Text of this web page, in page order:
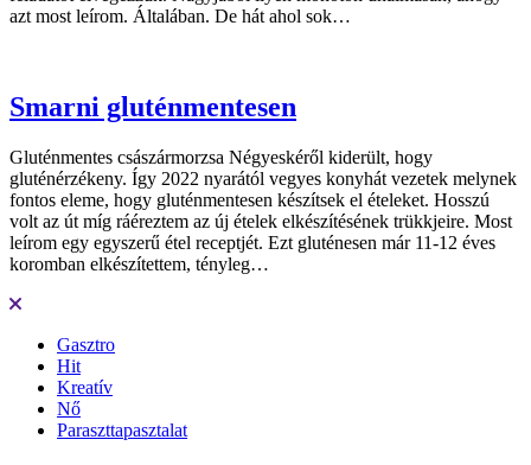
azt most leírom. Általában. De hát ahol sok…
Smarni gluténmentesen
Gluténmentes császármorzsa Négyeskéről kiderült, hogy
gluténérzékeny. Így 2022 nyarától vegyes konyhát vezetek melynek
fontos eleme, hogy gluténmentesen készítsek el ételeket. Hosszú
volt az út míg ráéreztem az új ételek elkészítésének trükkjeire. Most
leírom egy egyszerű étel receptjét. Ezt gluténesen már 11-12 éves
koromban elkészítettem, tényleg…
Gasztro
Hit
Kreatív
Nő
Paraszttapasztalat